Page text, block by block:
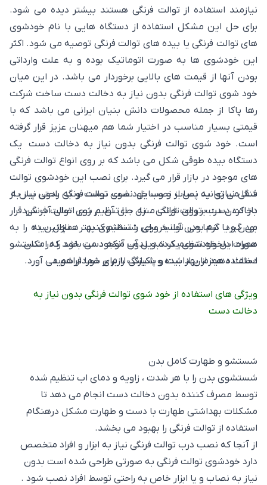
نیازمند استفاده از توالت فرنگی هستند بیشتر دیده می شود.
برای حل این مشکل استفاده از دستگاه هایی با نام خودشوی
های توالت فرنگی یا بیده های توالت فرنگی توصیه می شود. اکثر
این خودشوی ها به صورت اتوماتیک بوده و به علت وارداتی
بودن آنها از قیمت های بالایی برخوردار می باشد. در این میان
خود شوی توالت فرنگی بدون نیاز به دخالت دست ساخت شرکت
رها پاکا از جمله محصولات دانش بنیان ایرانی می باشد که با
قیمتی بسیار مناسب در اختیار شما هم میهنان عزیز قرار گرفته
است. خود شوی توالت فرنگی بدون نیاز به دخالت دست یک
دستگاه بیده طوقی شکل می باشد که بر روی انواع توالت فرنگی
های موجود در بازار قرار می گیرد. برای نصب این خودشوی توالت
فنگی نیازی به نصاب و وسایل نصب نیست و به راحتی پس از
باز کردن درب توالت فرنگی ، به جای آن بر روی توالت فرنگی قرار
می گیرد. شما می توانید برای شستشوی بهتر ، نازال بیده را به
صورت دلخواه تنظیم کرده و بدون آنکه دست خود را در شستشو
دخالت دهید از بهداشت و پاکیزگی لازم بر خوردار شوید .
شما می توانید پس از نصب خود شوی توالت فرنگی بدون نیاز به
دخالت دست بر روی توالت منزل ، با تنظیم شیر اصلی آب سرد
بودن و یا گرم بودن آب خروجی را تنظیم کنید . همچنین به
همراه این خودشوی یک تبدیل آب موجود می باشد که امکان
استفاده همزمان از بیده و شیلنگ را برای شما فراهم می آورد.
ویژگی های استفاده از خود شوی توالت فرنگی بدون نیاز به
دخالت دست
شستشو و طهارت کامل بدن
شستشوی بدن را با هر شدت ، زاویه و دمای اب تنظیم شده
توسط مصرف کننده بدون دخالت دست انجام می دهد تا
مشکلات بهداشتی طهارت با دست و طهارت مشکل درهنگام
استفاده از توالت فرنگی را بهبود می بخشد.
از آنجا که نصب درب توالت فرنگی نیاز به ابزار و افراد متخصص
دارد خودشوی توالت فرنگی به صورتی طراحی شده است بدون
نیاز به نصاب و یا ابزار خاص به راحتی توسط افراد نصب شود .